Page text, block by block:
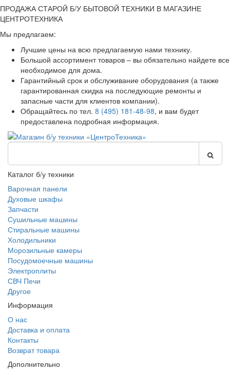
ПРОДАЖА СТАРОЙ Б/У БЫТОВОЙ ТЕХНИКИ В МАГАЗИНЕ
ЦЕНТРОТЕХНИКА
Мы предлагаем:
Лучшие цены на всю предлагаемую нами технику.
Большой ассортимент товаров – вы обязательно найдете все
необходимое для дома.
Гарантийный срок и обслуживание оборудования (а также
гарантированная скидка на последующие ремонты и
запасные части для клиентов компании).
Обращайтесь по тел. 8 (495) 181-48-98, и вам будет
предоставлена подробная информация.
Каталог б/у техники
Варочная панели
Духовые шкафы
Запчасти
Сушильные машины
Стиральные машины
Холодильники
Морозильные камеры
Посудомоечные машины
Электроплиты
СВЧ Печи
Другое
Информация
О нас
Доставка и оплата
Контакты
Возврат товара
Дополнительно